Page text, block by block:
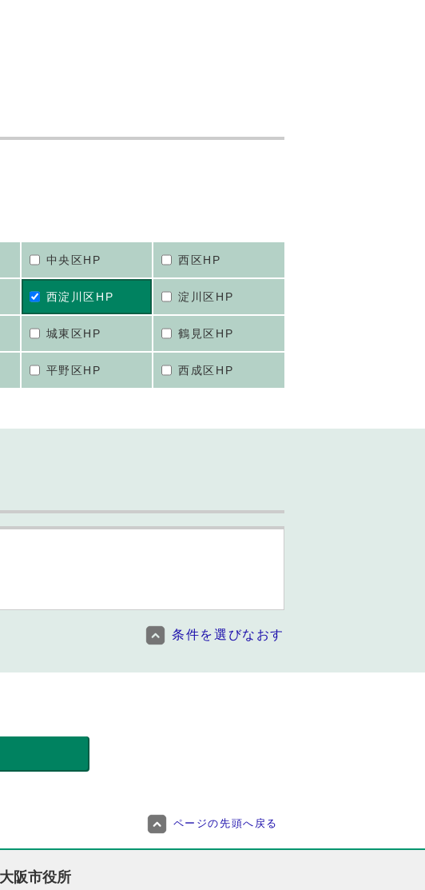
中央区HP 西区HP
西淀川区HP 淀川区HP
城東区HP 鶴見区HP
平野区HP 西成区HP
条件を選びなおす
ページの先頭へ戻る
大阪市役所